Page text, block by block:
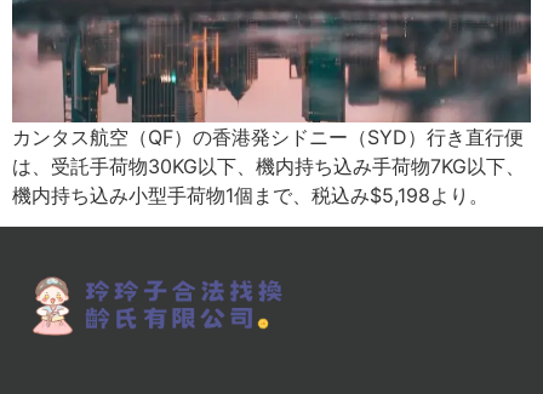
カンタス航空（QF）の香港発シドニー（SYD）行き直行便
は、受託手荷物30KG以下、機内持ち込み手荷物7KG以下、
機内持ち込み小型手荷物1個まで、税込み$5,198より。